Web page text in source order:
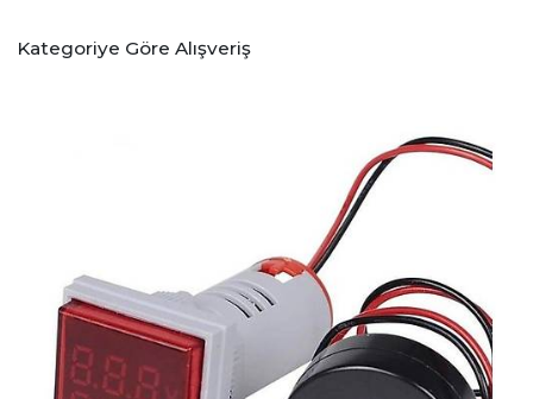
Kategoriye Göre Alışveriş